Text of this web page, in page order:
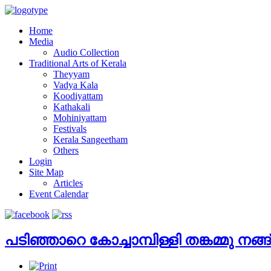
Home
Media
Audio Collection
Traditional Arts of Kerala
Theyyam
Vadya Kala
Koodiyattam
Kathakali
Mohiniyattam
Festivals
Kerala Sangeetham
Others
Login
Site Map
Articles
Event Calendar
പടിഞ്ഞാറെ കോച്ചാമ്പിള്ളി തങ്കമ്മു